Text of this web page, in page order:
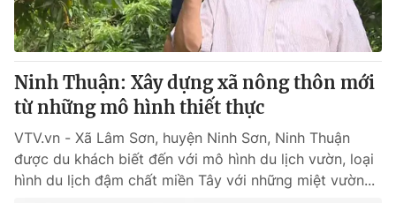
Ninh Thuận: Xây dựng xã nông thôn mới
từ những mô hình thiết thực
VTV.vn - Xã Lâm Sơn, huyện Ninh Sơn, Ninh Thuận
được du khách biết đến với mô hình du lịch vườn, loại
hình du lịch đậm chất miền Tây với những miệt vườn...